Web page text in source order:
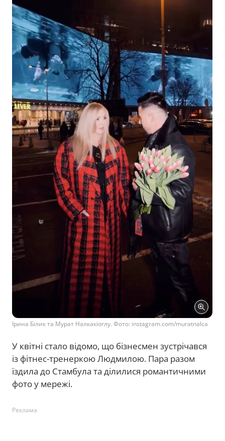
Ірина Білик та Мурат Налкакіоглу. Фото: instagram.com/muratnalca
У квітні стало відомо, що бізнесмен зустрічався
із фітнес-тренеркою Людмилою. Пара разом
їздила до Стамбула та ділилися романтичними
фото у мережі.
Реклама